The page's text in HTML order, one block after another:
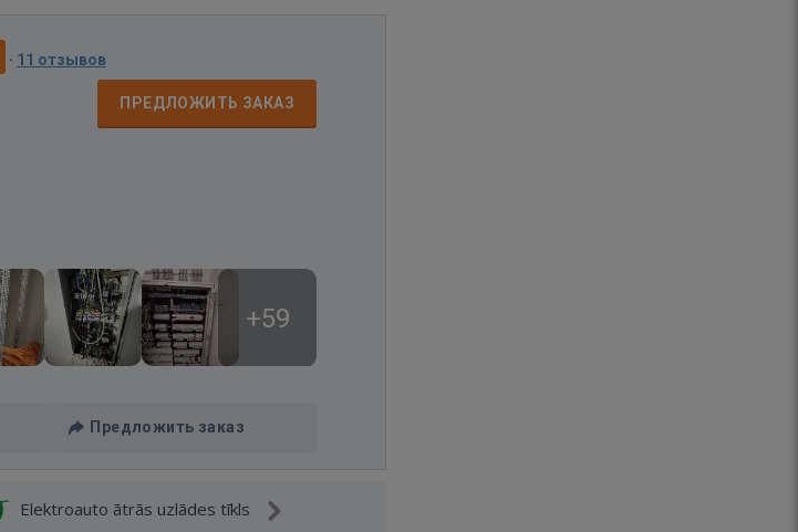
· 11 отзывов
ПРЕДЛОЖИТЬ ЗАКАЗ
+59
Предложить заказ
Elektroauto ātrās uzlādes tīkls